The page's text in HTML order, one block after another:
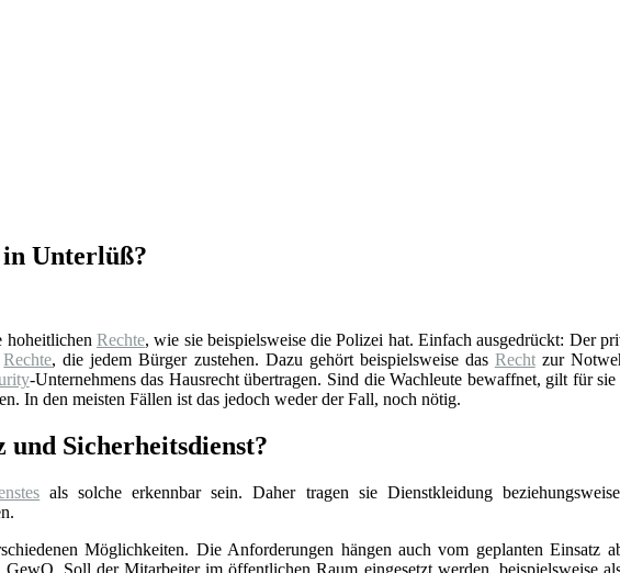
Unterlüß?
hoheitlichen Rechte, wie sie beispielsweise die Polizei hat. Einfach ausgedrückt: Der
Rechte, die jedem Bürger zustehen. Dazu gehört beispielsweise das Rechtzur
-Unternehmens das Hausrecht übertragen. Sind die Wachleute bewaffnet, gilt für
In den meisten Fällen ist das jedoch weder der Fall, noch nötig.
Sicherheitsdienst?
als solche erkennbar sein. Daher tragen sie Dienstkleidung
Möglichkeiten. Die Anforderungen hängen auch vom geplanten Einsatz
Soll der Mitarbeiter im öffentlichen Raum eingesetzt werden, beispielsweise